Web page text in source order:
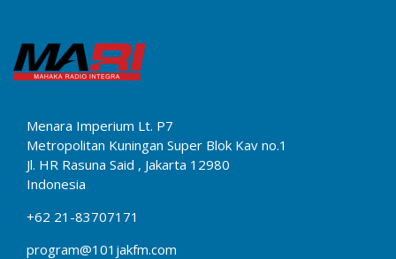
Menara Imperium Lt. P7
Metropolitan Kuningan Super Blok Kav no.1
Jl. HR Rasuna Said , Jakarta 12980
Indonesia
+62 21-83707171
program@101jakfm.com